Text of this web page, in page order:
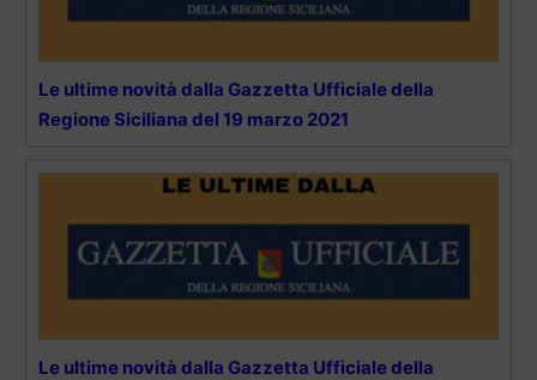
Le ultime novità dalla Gazzetta Ufficiale della
Regione Siciliana del 19 marzo 2021
Le ultime novità dalla Gazzetta Ufficiale della